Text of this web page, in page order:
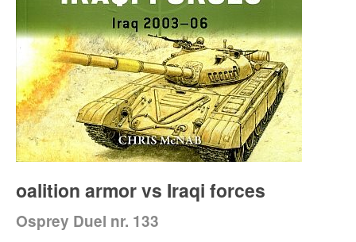
oalition armor vs Iraqi forces
Osprey Duel nr. 133